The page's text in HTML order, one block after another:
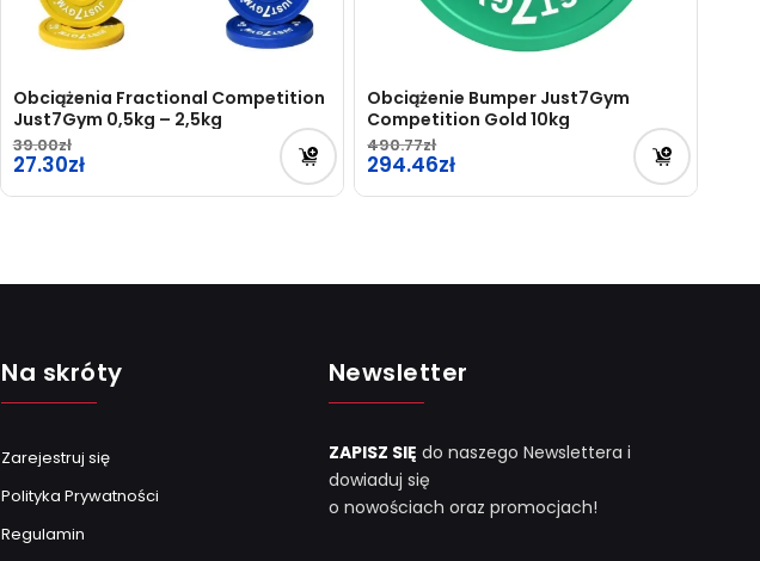
Obciążenia Fractional Competition
Just7Gym 0,5kg – 2,5kg
39.00
27.30
Obciążenie Bumper Just7Gym
Competition Gold 10kg
490.77
Pierwotna
cena
294.46
Aktualna
294.46zł.
Na skróty
Zarejestruj się
Polityka Prywatności
Regulamin
Newsletter
ZAPISZ SIĘ do naszego Newslettera i
dowiaduj się
o nowościach oraz promocjach!